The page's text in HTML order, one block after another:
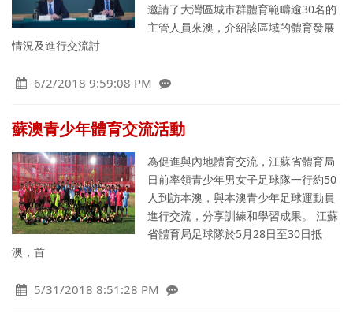
邀請了大灣區城市群體育範疇逾30名的
主管人員來澳，介紹該區域的體育發展
情況及進行交流討
6/2/2018 9:59:08 PM
蘇澳青少年體育交流活動
為促進與內地體育交流，江蘇省體育局
日前率領青少年男女子足球隊一行約50
人到訪本澳，與本澳青少年足球運動員
進行交流，分享訓練和學習成果。 江蘇
省體育局足球隊於5月28日至30日抵
澳，首
5/31/2018 8:51:28 PM